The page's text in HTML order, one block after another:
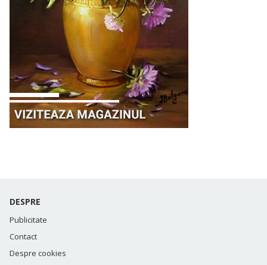
DESPRE
Publicitate
Contact
Despre cookies